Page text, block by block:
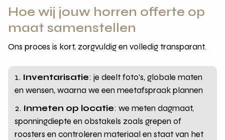
Hoe wij jouw horren offerte op
maat samenstellen
Ons proces is kort, zorgvuldig en volledig transparant.
Inventarisatie: je deelt foto’s, globale maten
en wensen, waarna we een meetafspraak plannen
Inmeten op locatie: we meten dagmaat,
sponningdiepte en obstakels zoals grepen of
roosters en controleren materiaal en staat van het